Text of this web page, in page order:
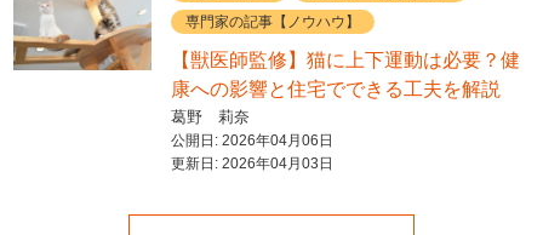
専門家の記事【ノウハウ】
【獣医師監修】猫に上下運動は必要？健
康への影響と住宅でできる工夫を解説
葛野 莉奈
公開日: 2026年04月06日
更新日: 2026年04月03日